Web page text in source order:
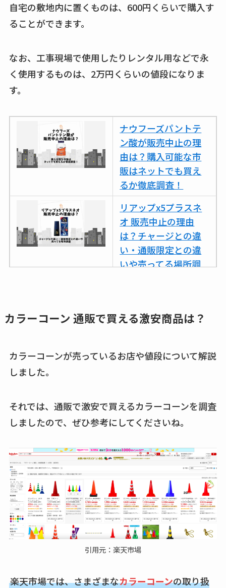
しまむら布団セット
つ？激安販売店・通
販も調査
ズで買える？楽天や
amazonなど通販の販
売店も調査
エッセンシャルフラ
ットが廃盤？なぜ？
売ってない？どこで
売ってるか・代替品
など解説
ビタクラフトのウル
トラが廃盤？なぜ？
キーピング販売終了
ない？売ってる場所
クランベリージュー
スはコンビニで売っ
は？おすすめや効果
も調査
自宅の敷地内に置くものは、600円くらいで購入す
ることができます。
なお、工事現場で使用したりレンタル用などで永
く使用するものは、2万円くらいの値段になりま
す。
ナウフーズパントテ
ン酸が販売中止の理
由は？購入可能な市
販はネットでも買え
るか徹底調査！
リアップx5プラスネ
オ 販売中止の理由
は？チャージとの違
い・通販限定との違
いや売ってる場所調
め替えはどこで売っ
通販調査
こ？楽天・amazonで
買える？値段や手荒
しまむら布団セット
の料金は？セール・
半額になるのはい
つ？激安販売店・通
販も調査
karseellはどこで売っ
てる？ロフトやハン
amazonなど通販の販
カラーコーン 通販で買える激安商品は？
カラーコーンが売っているお店や値段について解説
しました。
それでは、通販で激安で買えるカラーコーンを調査
しましたので、ぜひ参考にしてくださいね。
引用元：楽天市場
楽天市場では、さまざまなカラーコーンの取り扱